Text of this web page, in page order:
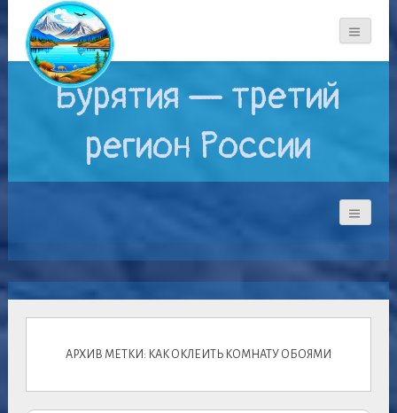
Бурятия — третий
регион России
АРХИВ МЕТКИ: КАК ОКЛЕИТЬ КОМНАТУ ОБОЯМИ